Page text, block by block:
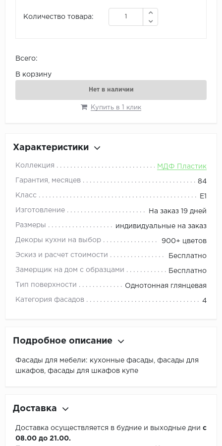
Количество товара:
Всего:
В корзину
Нет в наличии
Купить в 1 клик
Характеристики
Коллекция МДФ Пластик
Гарантия, месяцев 84
Класс E1
Изготовление На заказ 19 дней
Размеры индивидуальные на заказ
Декоры кухни на выбор 900+ цветов
Эскиз и расчет стоимости Бесплатно
Замерщик на дом с образцами Бесплатно
Тип поверхности Однотонная глянцевая
Категория фасадов 4
Подробное описание
Фасады для мебели: кухонные фасады, фасады для
шкафов, фасады для шкафов купе
Доставка
Доставка осуществляется в будние и выходные дни с
08.00 до 21.00.